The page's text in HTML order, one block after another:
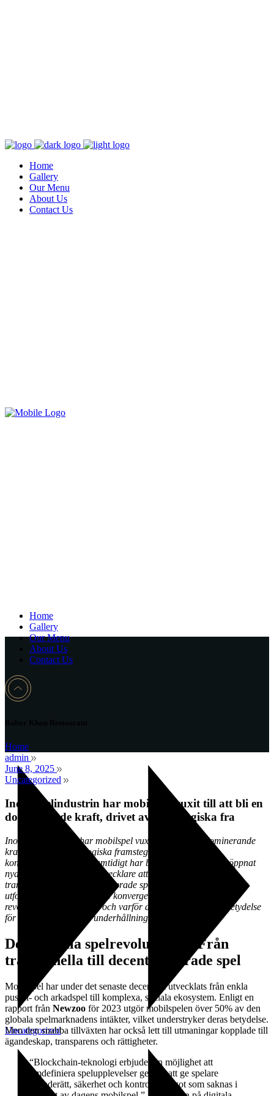
Home
Gallery
Our Menu
About Us
Contact Us
Home
Gallery
Our Menu
About Us
Contact Us
Home
Uncategorized
admin
June 8, 2025
Uncategorized
Inom spelindustrin har mobilspel vuxit till att bli en
dominerande kraft, drivet av teknologiska fra
Inom spelindustrin har mobilspel vuxit till att bli en dominerande
kraft, drivet av teknologiska framsteg och förändrade
konsumentbeteenden. Samtidigt har blockchain-teknologi öppnat
nya möjligheter för spelutvecklare att skapa säkrare, mer
transparenta och decentraliserade spelformer. Den här artikeln
utforskar denna spännande konvergens — hur blockchain
revolutionerar mobilspel och varför det är av avgörande betydelse
för framtidens digitala underhållning.
Den digitala spelrevolutionen: Från
traditionella till decentraliserade spel
Mobilspel har under det senaste decenniet utvecklats från enkla
pussel- och arkadspel till komplexa, sociala ekosystem. Enligt en
rapport från Newzoo för 2023 utgör mobilspelen över 50% av den
globala spelmarknadens intäkter, vilket understryker deras betydelse.
Men den snabba tillväxten har också lett till utmaningar kopplade till
ägandeskap, transparens och rättigheter.
“Blockchain-teknologi erbjuder en möjlighet att
omdefiniera spelupplevelser genom att ge spelare
äganderätt, säkerhet och kontroll – något som saknas i